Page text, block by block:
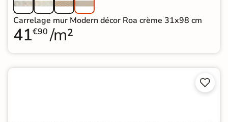
Carrelage mur Modern décor Roa crème 31x98 cm
41€90 /m²

